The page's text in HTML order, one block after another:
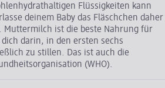
Flüssigkeiten kann
deinem Baby das Fläschchen daher
Muttermilch ist die beste Nahrung für
darin, in den ersten sechs
zu stillen. Das ist auch die
(WHO).